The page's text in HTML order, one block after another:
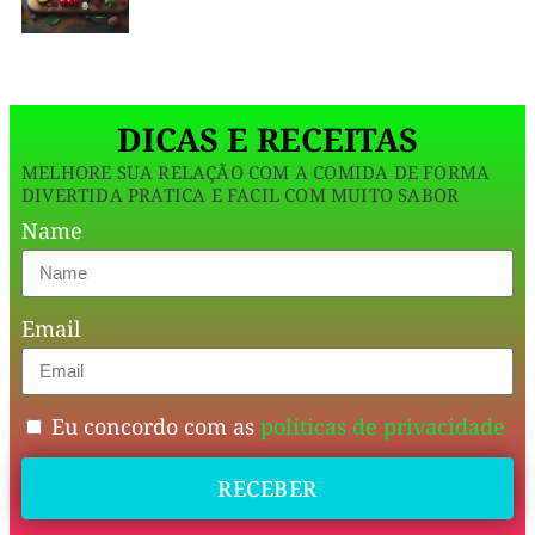
por
macia
dentro
e
pronta
para
receber
qualquer
recheio
que
DICAS E RECEITAS
MELHORE SUA RELAÇÃO COM A COMIDA DE FORMA
DIVERTIDA PRATICA E FACIL COM MUITO SABOR
Name
Email
Eu concordo com as politicas de privacidade
RECEBER